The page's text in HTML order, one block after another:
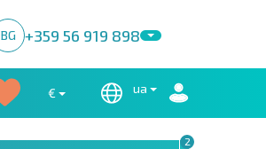
BG +359 56 919 898
€ ua
2